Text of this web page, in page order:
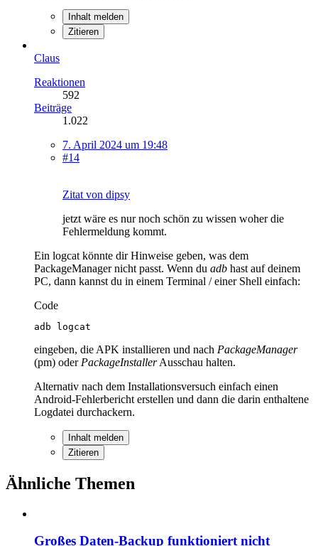
Inhalt melden
Zitieren
Claus
Reaktionen
592
Beiträge
1.022
7. April 2024 um 19:48
#14
Zitat von dipsy
jetzt wäre es nur noch schön zu wissen woher die
Fehlermeldung kommt.
Ein logcat könnte dir Hinweise geben, was dem
PackageManager nicht passt. Wenn du adb hast auf deinem
PC, dann kannst du in einem Terminal / einer Shell einfach:
Code
adb logcat
eingeben, die APK installieren und nach PackageManager
(pm) oder PackageInstallerAusschau halten.
Alternativ nach dem Installationsversuch einfach einen
Android-Fehlerbericht erstellen und dann die darin enthaltene
Logdatei durchackern.
Inhalt melden
Zitieren
Ähnliche Themen
Großes Daten-Backup funktioniert nicht